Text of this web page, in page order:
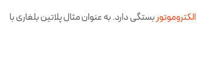
الکتروموتوربستگی دارد. به عنوان مثال پلاتین بلغاری با